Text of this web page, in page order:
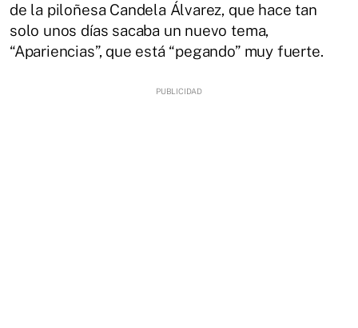
de la piloñesa Candela Álvarez, que hace tan
solo unos días sacaba un nuevo tema,
“Apariencias”, que está “pegando” muy fuerte.